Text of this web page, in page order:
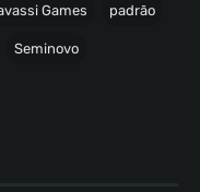
Games padrão
Seminovo